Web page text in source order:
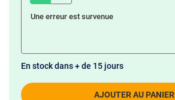
Une erreur est survenue
AJOUTER AU PANIER
En stock dans + de 15 jours